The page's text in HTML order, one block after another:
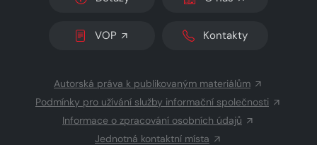
VOP Kontakty
Autorská práva k publikovaným materiálům
Podmínky pro užívání služby informační společnosti
Informace o zpracování osobních údajů
Jednotná kontaktní místa